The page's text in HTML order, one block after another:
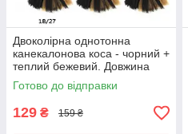
Двоколірна однотонна
канекалонова коса - чорний +
теплий бежевий. Довжина
коси 60 див. #Термостійка.
Готово до відправки
129 ₴ 159 ₴